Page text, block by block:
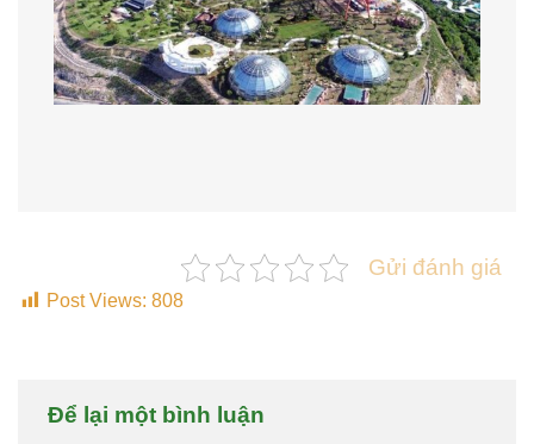
Gửi đánh giá
Post Views: 808
Để lại một bình luận